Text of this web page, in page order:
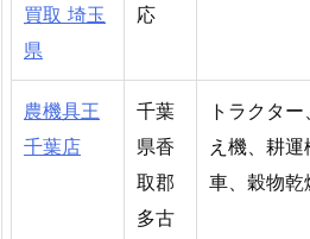
買取 埼玉
県
応
農機具王
千葉店
千葉
県香
取郡
多古
トラクタ
え機、耕
車、穀物乾